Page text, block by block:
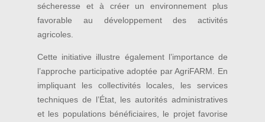
sécheresse et à créer un environnement plus
favorable au développement des activités
agricoles.
Cette initiative illustre également l’importance de
l’approche participative adoptée par AgriFARM. En
impliquant les collectivités locales, les services
techniques de l’État, les autorités administratives
et les populations bénéficiaires, le projet favorise